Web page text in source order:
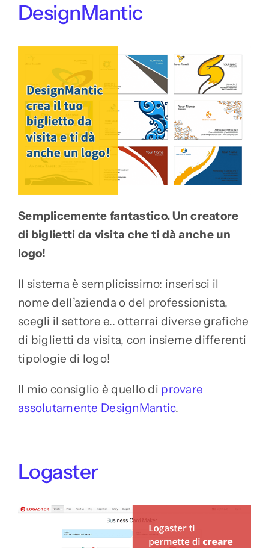
DesignMantic
Semplicemente fantastico. Un creatore
di biglietti da visita che ti dà anche un
logo!
Il sistema è semplicissimo: inserisci il
nome dell’azienda o del professionista,
scegli il settore e.. otterrai diverse grafiche
di biglietti da visita, con insieme differenti
tipologie di logo!
Il mio consiglio è quello di provare
assolutamente DesignMantic.
Logaster